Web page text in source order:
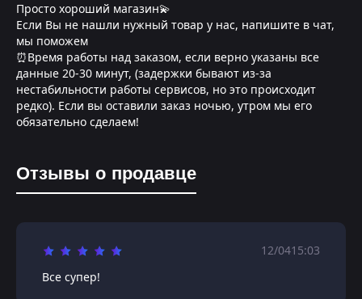
Просто хороший магазин💫
Если Вы не нашли нужный товар у нас, напишите в чат,
мы поможем
⏰Время работы над заказом, если верно указаны все
данные 20-30 минут, (задержки бывают из-за
нестабильности работы сервисов, но это происходит
редко). Если вы оставили заказ ночью, утром мы его
обязательно сделаем!
Отзывы о продавце
12/0415:03
Все супер!